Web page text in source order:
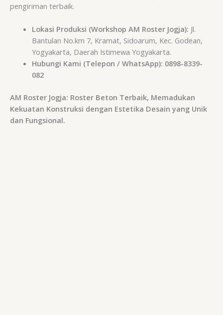
pengiriman terbaik.
Lokasi Produksi (Workshop AM Roster Jogja): Jl.
Bantulan No.km 7, Kramat, Sidoarum, Kec. Godean,
Yogyakarta, Daerah Istimewa Yogyakarta.
Hubungi Kami (Telepon / WhatsApp): 0898-8339-
082
AM Roster Jogja: Roster Beton Terbaik, Memadukan
Kekuatan Konstruksi dengan Estetika Desain yang Unik
dan Fungsional.